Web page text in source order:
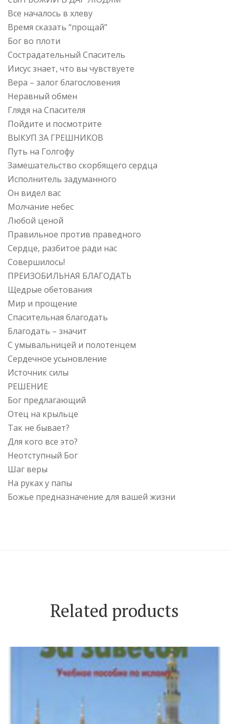
Все началось в хлеву
Время сказать “прощай”
Бог во плоти
Сострадательный Спаситель
Иисус знает, что вы чувствуете
Вера – залог благословения
Неравный обмен
Глядя на Спасителя
Пойдите и посмотрите
ВЫКУП ЗА ГРЕШНИКОВ
Путь на Голгофу
Замешательство скорбящего сердца
Исполнитель задуманного
Он видел вас
Молчание небес
Любой ценой
Правильное против праведного
Сердце, разбитое ради нас
Совершилось!
ПРЕИЗОБИЛЬНАЯ БЛАГОДАТЬ
Щедрые обетования
Мир и прощение
Спасительная благодать
Благодать – значит
С умывальницей и полотенцем
Сердечное усыновление
Источник силы
РЕШЕНИЕ
Бог предлагающий
Отец на крыльце
Так не бывает?
Для кого все это?
Неотступный Бог
Шаг веры
На руках у папы
Божье предназначение для вашей жизни
Related products